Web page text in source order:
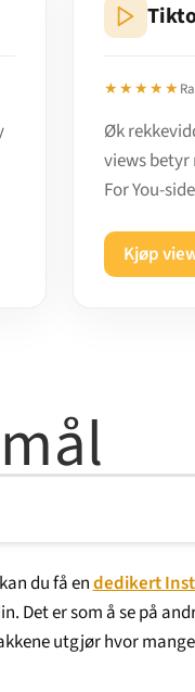
★★★★★
Øk
views betyr
For You-
Kjøp
du få endedikert
Det er som å se på
utgjør hvor